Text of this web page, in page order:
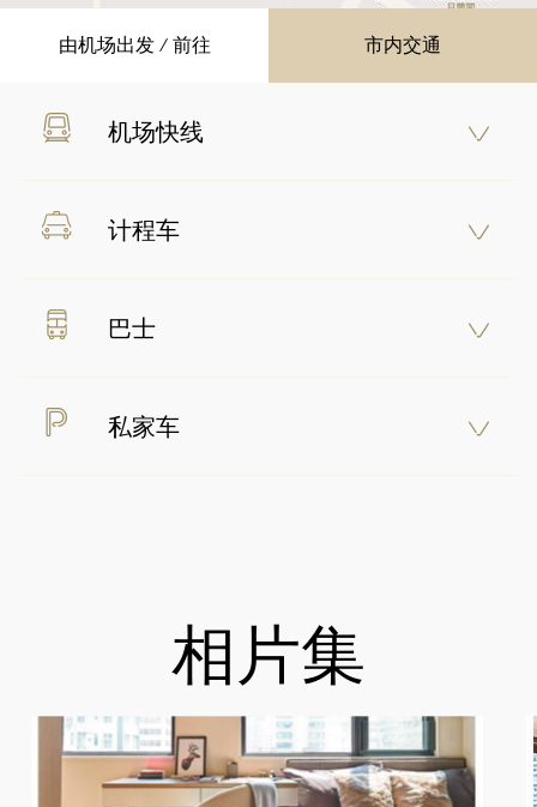
由机场出发 / 前往 市内交通
机场快线
客亦可选择在香港站转乘接驳巴士路线H1直接前往太
古广场。接驳巴士班次行走时间为上午6时20分至晚
计程车
为340港元。
巴士
费约为21至31港元。
私家车
由2026年1月1日开始，泊车费用为每小时39港元。
相片集